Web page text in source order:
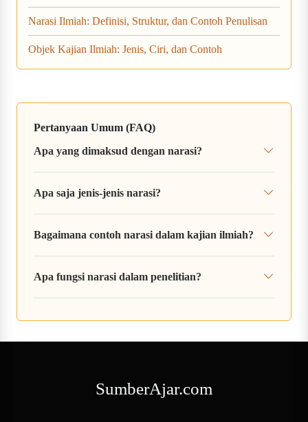
Narasi Ilmiah: Definisi, Struktur, dan Contoh Penulisan
Objek Kajian Ilmiah: Jenis, Ciri, dan Contoh
Pertanyaan Umum (FAQ)
Apa yang dimaksud dengan narasi?
Apa saja jenis-jenis narasi?
Bagaimana contoh narasi dalam kajian ilmiah?
Apa fungsi narasi dalam penelitian?
SumberAjar.com